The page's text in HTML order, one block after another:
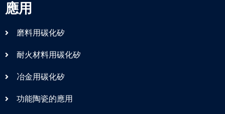
應用
磨料用碳化矽
耐火材料用碳化矽
冶金用碳化矽
功能陶瓷的應用